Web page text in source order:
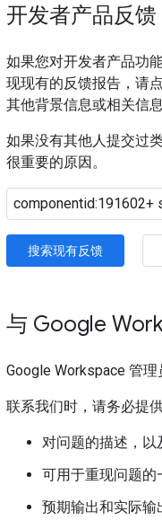
开发者产品反馈
如果您对开发者产品功
现现有的反馈报告，请
其他背景信息或相关信
如果没有其他人提交过
很重要的原因。
搜索现有反馈
与 Google
Google Workspace 管理
联系我们时，请务必提
对问题的描述，以
可用于重现问题的
预期输出和实际输